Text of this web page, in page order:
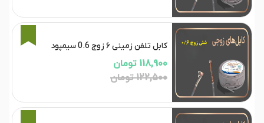
3%
کابل تلفن زمینی ۶ زوج 0.6 سیمپود
118,900 تومان
122,500 تومان
3%